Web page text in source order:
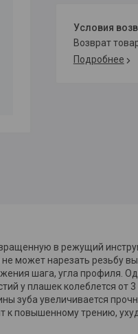
возврат
Подробнее
в режущий
может нарезать резьбу
шага, угла профиля.
у плашек колеблется от
зуба увеличивается
к повышенному трению,